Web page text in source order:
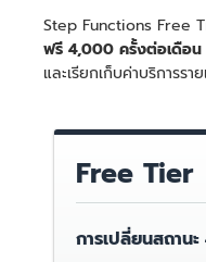
Step Functions Free
ฟรี 4,000 ครั้งต่อเดือน
และเรียกเก็บค่าบริการรา
Free Tier
การเปลี่ยนสถาน